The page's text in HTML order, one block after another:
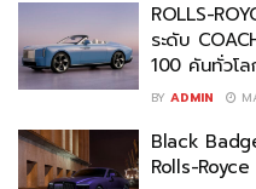
ROLLS-
ระดับ
100 คันทั่วโล
BY ADMIN
Black
Rolls-Royce